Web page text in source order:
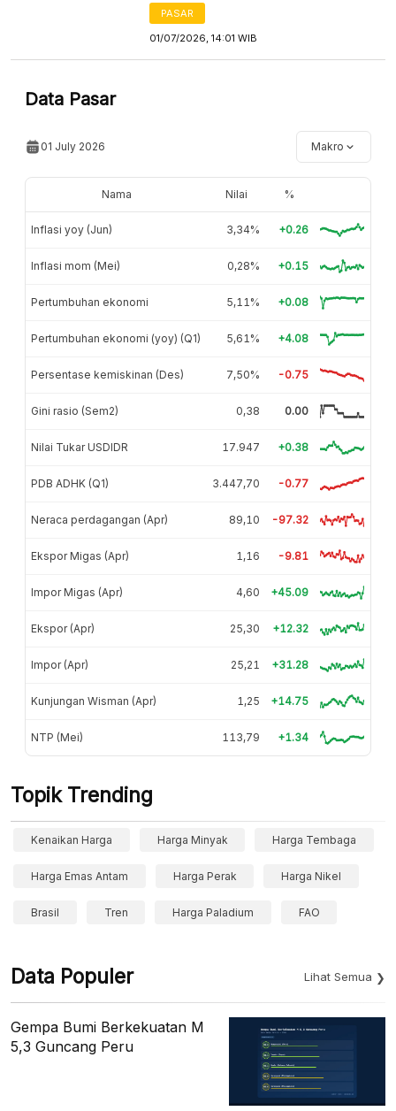
PASAR
01/07/2026, 14:01 WIB
Data Pasar
01 July 2026 Makro
Nama Nilai %
Inflasi yoy (Jun) 3,34% +0.26
Inflasi mom (Mei) 0,28% +0.15
Pertumbuhan ekonomi 5,11% +0.08
Pertumbuhan ekonomi (yoy) (Q1) 5,61% +4.08
Persentase kemiskinan (Des) 7,50% -0.75
Gini rasio (Sem2) 0,38 0.00
Nilai Tukar USDIDR 17.947 +0.38
PDB ADHK (Q1) 3.447,70 -0.77
Neraca perdagangan (Apr) 89,10 -97.32
Ekspor Migas (Apr) 1,16 -9.81
Impor Migas (Apr) 4,60 +45.09
Ekspor (Apr) 25,30 +12.32
Impor (Apr) 25,21 +31.28
Kunjungan Wisman (Apr) 1,25 +14.75
NTP (Mei) 113,79 +1.34
Topik Trending
Kenaikan Harga Harga Minyak Harga Tembaga
Harga Emas Antam Harga Perak Harga Nikel
Brasil Tren Harga Paladium FAO
Data Populer Lihat Semua
Gempa Bumi Berkekuatan M
5,3 Guncang Peru